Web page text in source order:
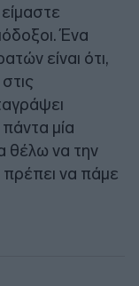
Ένα
είναι ότι,
μία
θέλω να την
πρέπει να πάμε